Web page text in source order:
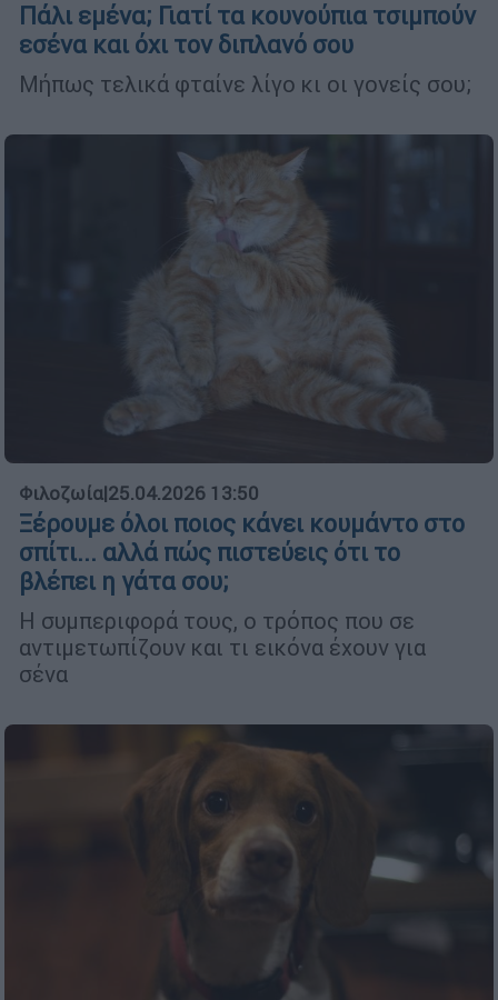
Πάλι εμένα; Γιατί τα κουνούπια τσιμπούν
εσένα και όχι τον διπλανό σου
Μήπως τελικά φταίνε λίγο κι οι γονείς σου;
Φιλοζωία|25.04.2026 13:50
Ξέρουμε όλοι ποιος κάνει κουμάντο στο
σπίτι... αλλά πώς πιστεύεις ότι το
βλέπει η γάτα σου;
Η συμπεριφορά τους, ο τρόπος που σε
αντιμετωπίζουν και τι εικόνα έχουν για
σένα